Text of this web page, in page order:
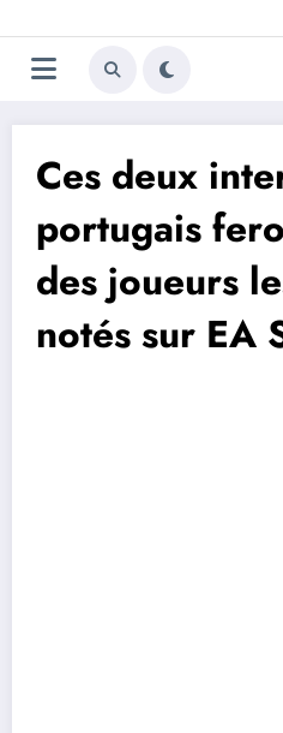
au
contenu
Ces deux
portugais
des joueurs
notés sur EA